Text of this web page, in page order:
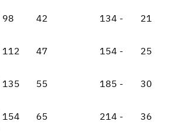
98 42 134 - 21
112 47 154 - 25
135 55 185 - 30
154 65 214 - 36